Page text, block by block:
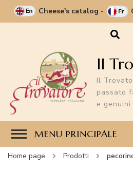
Cheese's catalog -
Il
Il
passato
e genuini.
MENU PRINCIPALE
Home page Prodotti